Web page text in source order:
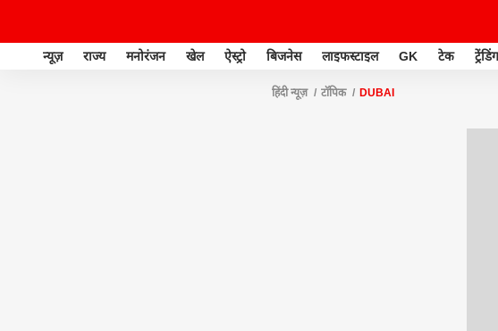
न्यूज़ राज्य मनोरंजन खेल ऐस्ट्रो बिजनेस लाइफस्टाइल GK टेक ट्रेंडिंग
हिंदी न्यूज़ टॉपिक DUBAI